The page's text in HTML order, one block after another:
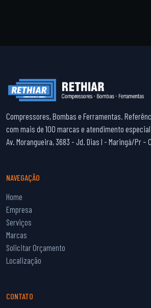
Compressores, Bombas e Ferramentas.
com mais de 100 marcas e atendimento
Av. Morangueira, 3683 - Jd. Dias I - Maringá/Pr –
NAVEGAÇÃO
Home
Empresa
Serviços
Marcas
Solicitar Orçamento
Localização
CONTATO